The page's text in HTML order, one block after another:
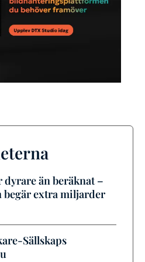
än beräknat –
begär extra miljarder
Sällskaps